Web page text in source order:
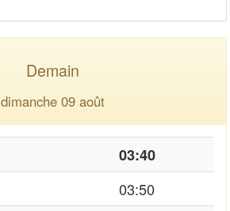
Demain
dimanche 09 août
03:40
03:50